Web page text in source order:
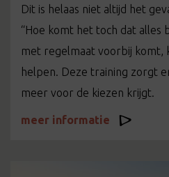
Dit is helaas niet altijd het
“Hoe komt het toch dat alles
met regelmaat voorbij komt,
helpen. Deze training zorgt
meer voor de kiezen krijgt.
meer informatie